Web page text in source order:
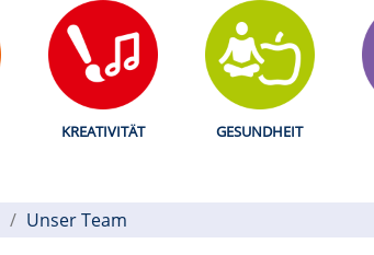
KREATIVITÄT GESUNDHEIT
Unser Team